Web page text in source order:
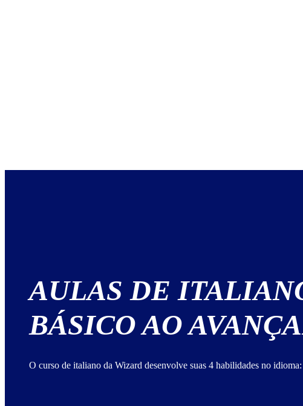
AULAS DE
BÁSICO AO
O curso de italiano da Wizard desenvolve suas 4 habilidades no idioma: